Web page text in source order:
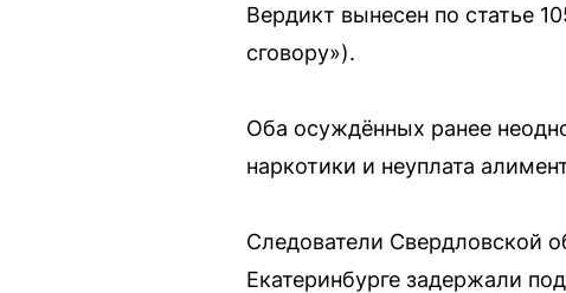
Вердикт вынесен по статье
сговору»).
Оба осуждённых ранее
наркотики и неуплата
Следователи Свердловской
Екатеринбурге задержали